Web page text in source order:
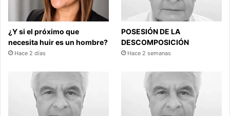
¿Y si el próximo que
necesita huir es un hombre?
Hace 2 días
POSESIÓN DE LA
DESCOMPOSICIÓN
Hace 2 semanas